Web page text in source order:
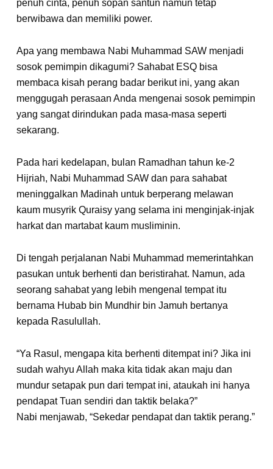
penuh cinta, penuh sopan santun namun tetap
berwibawa dan memiliki power.
Apa yang membawa Nabi Muhammad SAW menjadi
sosok pemimpin dikagumi? Sahabat ESQ bisa
membaca kisah perang badar berikut ini, yang akan
menggugah perasaan Anda mengenai sosok pemimpin
yang sangat dirindukan pada masa-masa seperti
sekarang.
Pada hari kedelapan, bulan Ramadhan tahun ke-2
Hijriah, Nabi Muhammad SAW dan para sahabat
meninggalkan Madinah untuk berperang melawan
kaum musyrik Quraisy yang selama ini menginjak-injak
harkat dan martabat kaum musliminin.
Di tengah perjalanan Nabi Muhammad memerintahkan
pasukan untuk berhenti dan beristirahat. Namun, ada
seorang sahabat yang lebih mengenal tempat itu
bernama Hubab bin Mundhir bin Jamuh bertanya
kepada Rasulullah.
“Ya Rasul, mengapa kita berhenti ditempat ini? Jika ini
sudah wahyu Allah maka kita tidak akan maju dan
mundur setapak pun dari tempat ini, ataukah ini hanya
pendapat Tuan sendiri dan taktik belaka?”
Nabi menjawab, “Sekedar pendapat dan taktik perang.”